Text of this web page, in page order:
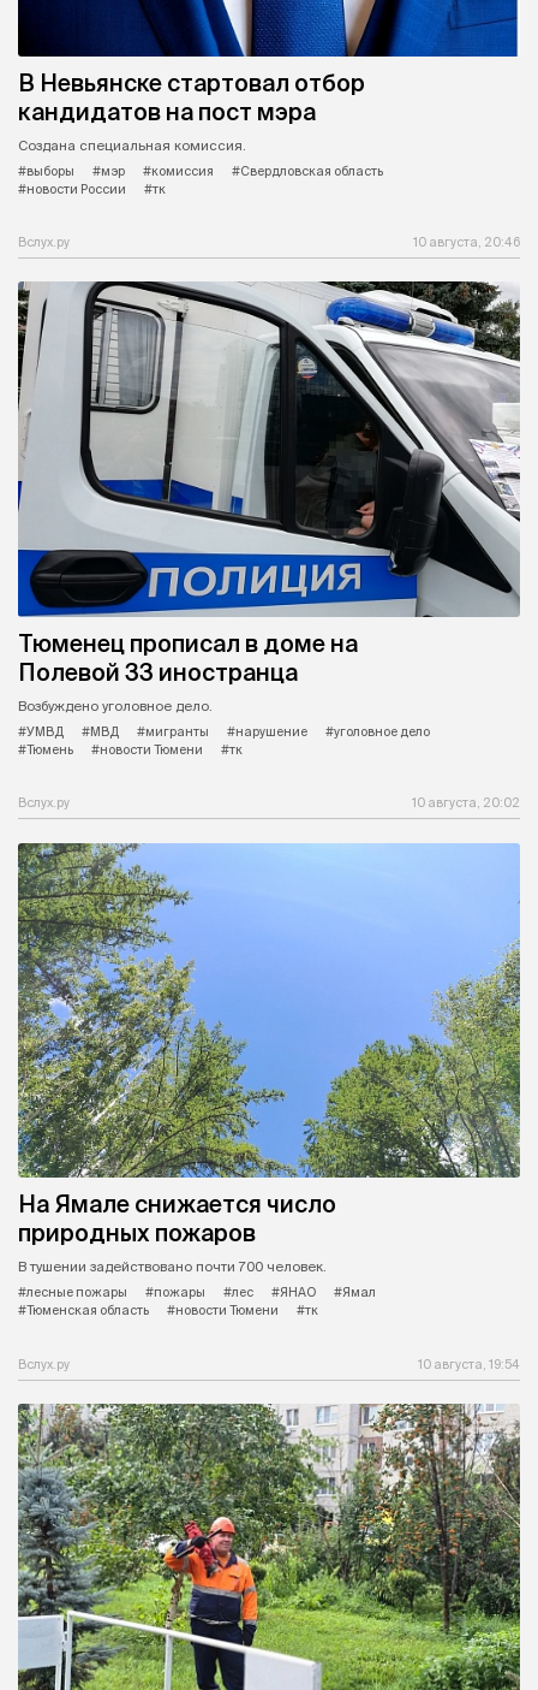
В Невьянске стартовал отбор
кандидатов на пост мэра
Создана специальная комиссия.
#выборы
#мэр #комиссия
#Свердловская область
#новости России
#тк
Вслух.ру 10 августа, 20:46
Тюменец прописал в доме на
Полевой 33 иностранца
Возбуждено уголовное дело.
#УМВД
#МВД #мигранты #нарушение
#уголовное дело
#Тюмень
#новости Тюмени #тк
Вслух.ру 10 августа, 20:02
На Ямале снижается число
природных пожаров
В тушении задействовано почти 700 человек.
#лесные пожары
#пожары #лес #ЯНАО
#Ямал
#Тюменская область
#новости Тюмени #тк
Вслух.ру 10 августа, 19:54